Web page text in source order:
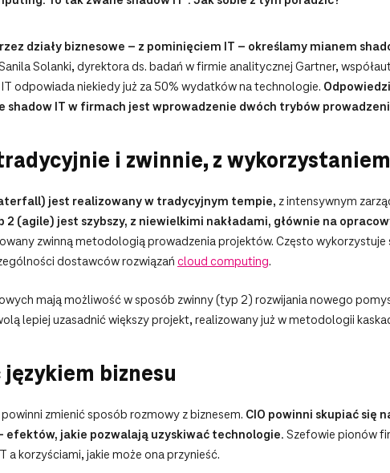
działy biznesowe – z pominięciem IT – określamy mianem
Solanki, dyrektora ds. badań w firmie analitycznej Gartner,
odpowiada niekiedy już za 50% wydatków na technologie.
shadow IT w firmach jest wprowadzenie dwóch trybów
i zwinnie, z
jest realizowany w tradycyjnym tempie, z intensywnym
2 (agile) jest szybszy, z niewielkimi nakładami, głównie na
zwinną metodologią prowadzenia projektów. Często
dostawców rozwiązań cloud computing.
mają możliwość w sposób zwinny (typ 2) rozwijania nowego
lepiej uzasadnić większy projekt, realizowany już w metodologii
biznesu
zmienić sposób rozmowy z biznesem. CIO powinni skupiać się
efektów, jakie pozwalają uzyskiwać technologie. Szefowie pionów
a korzyściami, jakie może ona przynieść.